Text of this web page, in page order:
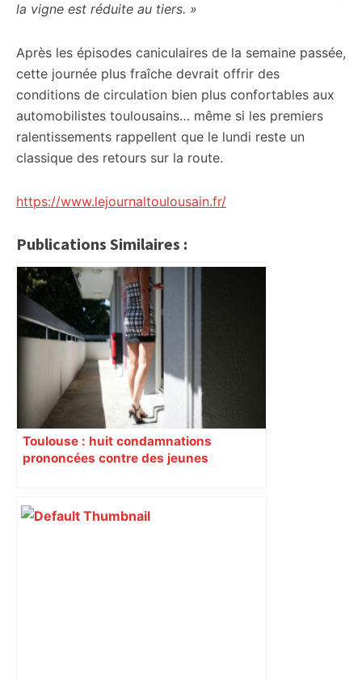
la vigne est réduite au tiers. »
Après les épisodes caniculaires de la semaine passée,
cette journée plus fraîche devrait offrir des
conditions de circulation bien plus confortables aux
automobilistes toulousains… même si les premiers
ralentissements rappellent que le lundi reste un
classique des retours sur la route.
https://www.lejournaltoulousain.fr/
Publications Similaires :
Toulouse : huit condamnations
prononcées contre des jeunes